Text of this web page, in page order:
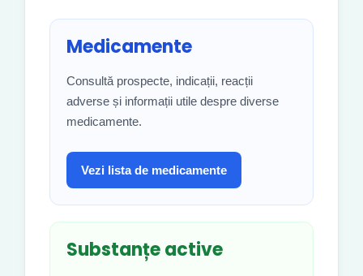
Medicamente
Consultă prospecte, indicații, reacții
adverse și informații utile despre diverse
medicamente.
Vezi lista de medicamente
Substanțe active